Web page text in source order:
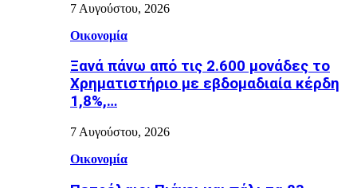
7 Αυγούστου, 2026
Οικονομία
Ξανά πάνω από τις 2.600 μονάδες το
Χρηματιστήριο με εβδομαδιαία κέρδη
1,8%,…
7 Αυγούστου, 2026
Οικονομία